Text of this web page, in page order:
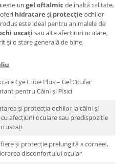
este un gel oftalmic de înaltă calitate,
hidratare și protecție ochilor
este ideal pentru animalele de
uscați sau alte afecțiuni oculare,
și o stare generală de bine.
Eye Lube Plus – Gel Ocular
pentru Câini și Pisici
și protecția ochilor la câini și
cu afecțiuni oculare sau predispoziție
uscați
și protecție prelungită a corneei,
disconfortului ocular